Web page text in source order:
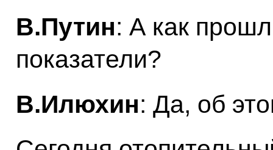
В.Путин: А как
показатели?
В.Илюхин: Да, об